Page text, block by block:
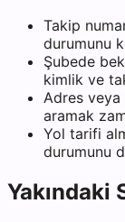
Takip
durumunu
Şubede
kimlik ve
Adres
aramak
Yol tarifi
durumunu
Yakındaki